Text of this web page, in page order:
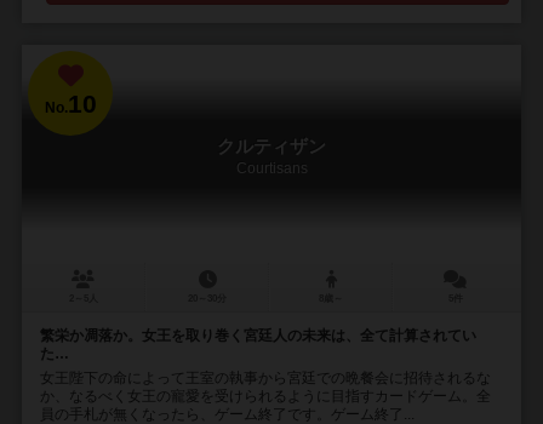
No. 10
クルティザン
Courtisans
繁栄か凋落か。女王を取り巻く宮廷人の未来は、全て計算されてい
た…
女王陛下の命によって王室の執事から宮廷での晩餐会に招待されるな
か、なるべく女王の寵愛を受けられるように目指すカードゲーム。全
員の手札が無くなったら、ゲーム終了です。ゲーム終了...